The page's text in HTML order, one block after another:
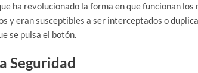
ha revolucionado la forma en que funcionan los
y eran susceptibles a ser interceptados o
se pulsa el botón.
Seguridad